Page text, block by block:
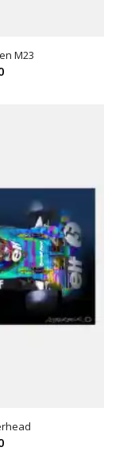
M23
Prijsklasse:
Prijsklasse: